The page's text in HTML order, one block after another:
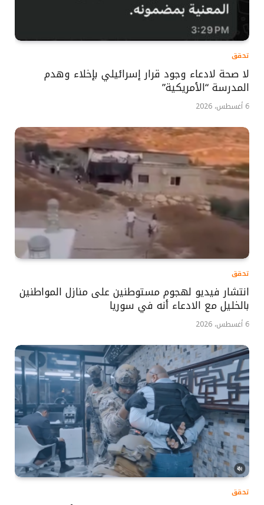
تحقق
لا صحة لادعاء وجود قرار إسرائيلي بإخلاء وهدم
المدرسة “الأمريكية”
6 أغسطس، 2026
تحقق
انتشار فيديو لهجوم مستوطنين على منازل المواطنين
بالخليل مع الادعاء أنه في سوريا
6 أغسطس، 2026
تحقق